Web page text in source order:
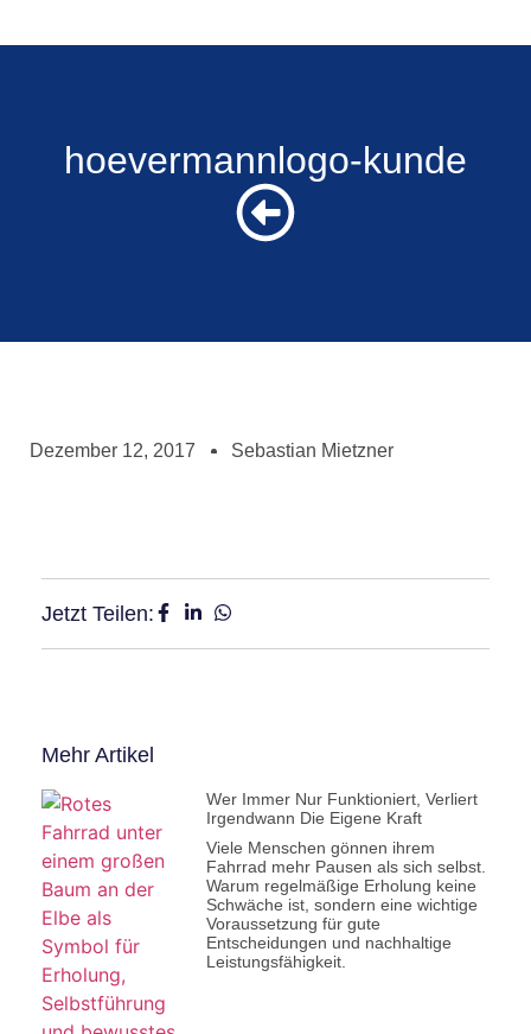
hoevermannlogo-kunde
Dezember 12, 2017 Sebastian Mietzner
Jetzt Teilen:
Mehr Artikel
Wer Immer Nur Funktioniert, Verliert
Irgendwann Die Eigene Kraft
Viele Menschen gönnen ihrem
Fahrrad mehr Pausen als sich selbst.
Warum regelmäßige Erholung keine
Schwäche ist, sondern eine wichtige
Voraussetzung für gute
Entscheidungen und nachhaltige
Leistungsfähigkeit.